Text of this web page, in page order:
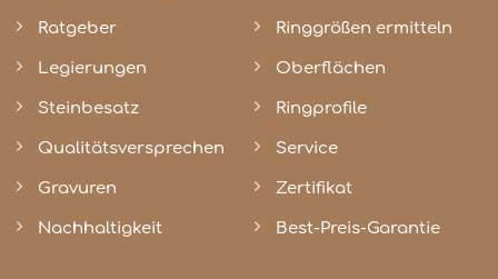
Ratgeber Ringgrößen ermitteln
Legierungen Oberflächen
Steinbesatz Ringprofile
Qualitätsversprechen Service
Gravuren Zertifikat
Nachhaltigkeit Best-Preis-Garantie